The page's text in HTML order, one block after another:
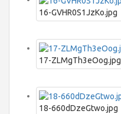
16-GVHR0S1JzKo.jpg
17-ZLMgTh3eOog.jpg
18-660dDzeGtwo.jpg